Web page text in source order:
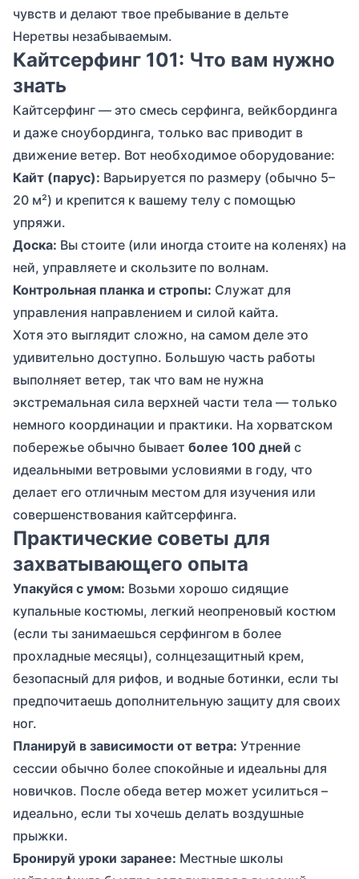
чувств и делают твое пребывание в дельте
Неретвы незабываемым.
Кайтсерфинг 101: Что вам нужно
знать
Кайтсерфинг — это смесь серфинга, вейкбординга
и даже сноубординга, только вас приводит в
движение ветер. Вот необходимое оборудование:
Кайт (парус): Варьируется по размеру (обычно 5–
20 м²) и крепится к вашему телу с помощью
упряжи.
Доска: Вы стоите (или иногда стоите на коленях) на
ней, управляете и скользите по волнам.
Контрольная планка и стропы: Служат для
управления направлением и силой кайта.
Хотя это выглядит сложно, на самом деле это
удивительно доступно. Большую часть работы
выполняет ветер, так что вам не нужна
экстремальная сила верхней части тела — только
немного координации и практики. На хорватском
побережье обычно бывает более 100 дней с
идеальными ветровыми условиями в году, что
делает его отличным местом для изучения или
совершенствования кайтсерфинга.
Практические советы для
захватывающего опыта
Упакуйся с умом: Возьми хорошо сидящие
купальные костюмы, легкий неопреновый костюм
(если ты занимаешься серфингом в более
прохладные месяцы), солнцезащитный крем,
безопасный для рифов, и водные ботинки, если ты
предпочитаешь дополнительную защиту для своих
ног.
Планируй в зависимости от ветра: Утренние
сессии обычно более спокойные и идеальны для
новичков. После обеда ветер может усилиться –
идеально, если ты хочешь делать воздушные
прыжки.
Бронируй уроки заранее: Местные школы